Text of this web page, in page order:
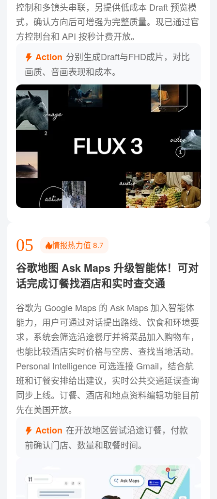
控制和多镜头串联，另提供低成本 Draft 预览模
式，确认方向后可增强为完整质量。现已通过官
方控制台和 API 按秒计费开放。
Action 分别生成Draft与FHD成片，对比
画质、音画表现和成本。
05 情报热力值8.7
谷歌地图 Ask Maps 升级智能体！可对
话完成订餐找酒店和实时查交通
谷歌为 Google Maps 的 Ask Maps 加入智能体
能力，用户可通过对话提出路线、饮食和环境要
求，系统会筛选沿途餐厅并将菜品加入购物车，
也能比较酒店实时价格与空房、查找当地活动。
Personal Intelligence 可选连接 Gmail，结合航
班和订餐安排给出建议，实时公共交通延误查询
同步上线。订餐、酒店和地点资料编辑功能目前
先在美国开放。
Action 在开放地区尝试沿途订餐，付款
前确认门店、数量和取餐时间。